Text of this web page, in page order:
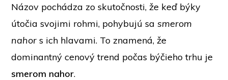
Názov pochádza zo skutočnosti, že keď býky
útočia svojimi rohmi, pohybujú sasmerom
nahors ich hlavami. To znamená, že
dominantný cenový trend počas býčieho trhu je
smerom nahor.